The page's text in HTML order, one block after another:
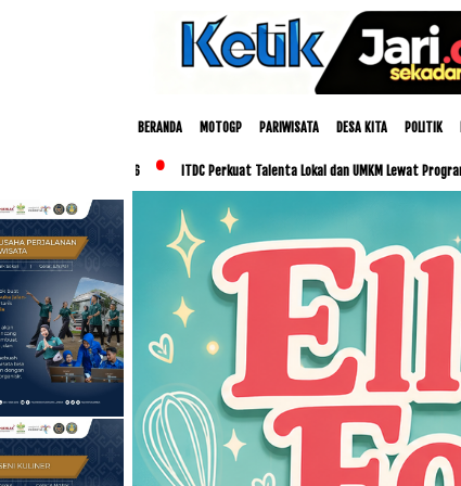
BERANDA MOTOGP PARIWISATA DESA KITA POLITIK
ITDC Perkuat Talenta Lokal dan UMKM Lewat Program Glorious Golo Mori